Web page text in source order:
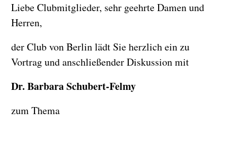
Liebe Clubmitglieder, sehr geehrte Damen und
Herren,
der Club von Berlin lädt Sie herzlich ein zu
Vortrag und anschließender Diskussion mit
Dr. Barbara Schubert-Felmy
zum Thema